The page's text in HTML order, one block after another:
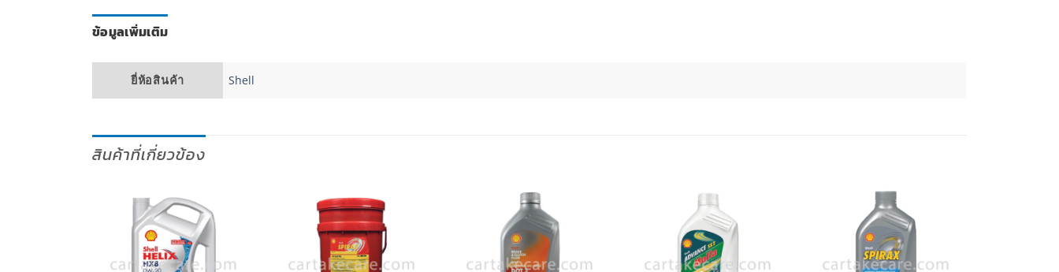
ข้อมูลเพิ่มเติม
ยี่ห้อสินค้า Shell
สินค้าที่เกี่ยวข้อง
โปรด
โปรด
โปรด
โปรด
โปรด